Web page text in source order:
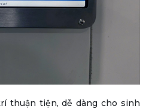
thuận tiện, dễ dàng cho sinh